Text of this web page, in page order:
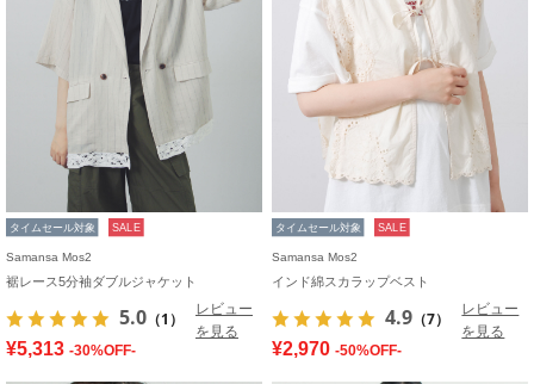
タイムセール対象 SALE
Samansa Mos2
裾レース5分袖ダブルジャケット
5.0 （1）
レビュー
を見る
¥5,313 -30%OFF-
タイムセール対象 SALE
Samansa Mos2
インド綿スカラップベスト
4.9 （7）
レビュー
を見る
¥2,970 -50%OFF-